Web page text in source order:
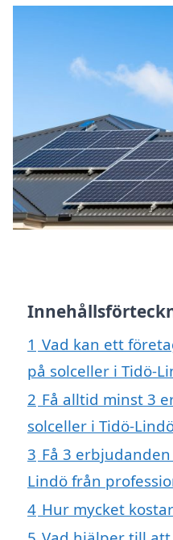
1 Vad kan ett
på solceller i Tidö-
2 Få alltid minst 3
solceller i Tidö-
3 Få 3
Lindö från
4 Hur mycket